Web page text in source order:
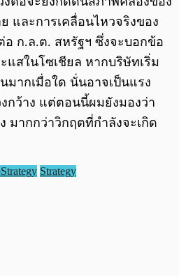
และการเคลื่อนไหวจริงของ
อ ก.ล.ต. สหรัฐฯ ซึ่งจะบอกข้อ
แสในโซเชียล หากบริษัทเริ่ม
มากเมื่อใด นั่นอาจเป็นแรง
กว้าง แต่ตอนนี้ผมยังมองว่า
มากกว่าวิกฤตที่กำลังจะเกิด
Strategy